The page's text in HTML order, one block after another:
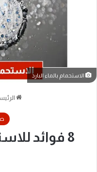
الاستحمام بالماء البارد
8 فوائد للاستحمام بالماء البارد